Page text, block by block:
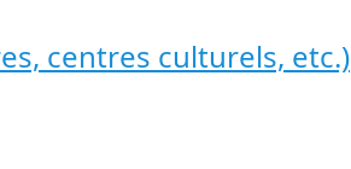
centres culturels, etc.)